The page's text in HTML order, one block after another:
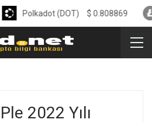
2022 Yılı
(DOT) $0.808869